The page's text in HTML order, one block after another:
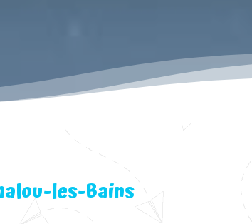
les-Bains